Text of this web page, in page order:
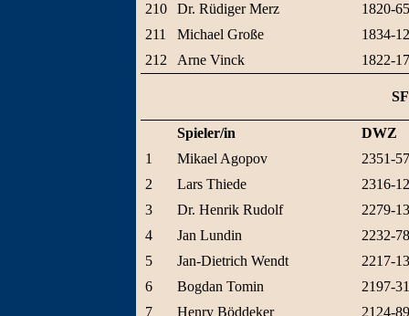
210
Dr. Rüdiger Merz
1820-
211
Michael Große
1834-
212
Arne Vinck 1822-
Spieler/in
DWZ
1
Mikael Agopov
2351-
2
Lars Thiede
2316-
3
Dr. Henrik Rudolf
2279-
4
Jan Lundin
2232-
5
Jan-Dietrich Wendt
2217-
6
Bogdan Tomin
2197-
7
Henry Böddeker
2124-